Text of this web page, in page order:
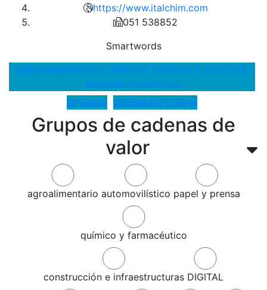
Grupos de cadenas de
valor
agroalimentario automovilístico papel y prensa
químico y farmacéutico
construcción e infraestructuras DIGITAL
https://www.italchim.com
051 538852
Smartwords
Impermeabilización, aislantes térmicos y acústicos,
limpieza de edificios
Limpieza Limpieza e higiene